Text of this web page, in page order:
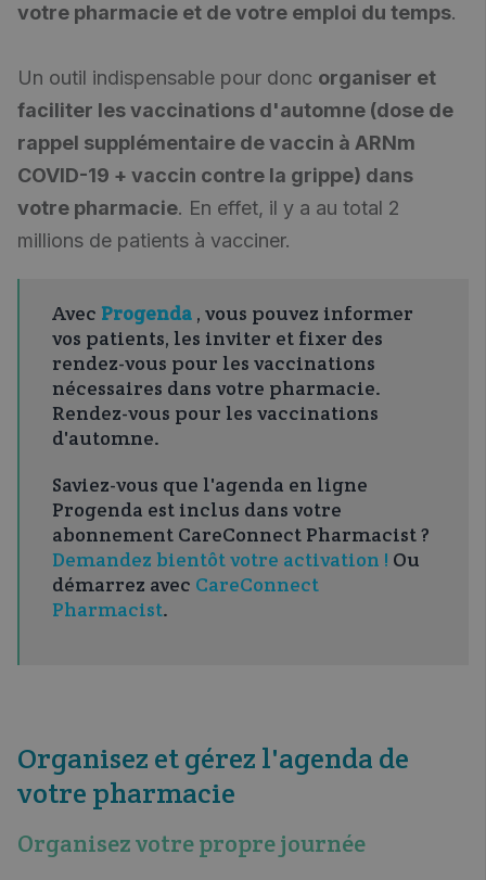
votre pharmacie et de votre emploi du temps.
Un outil indispensable pour donc organiser et
faciliter les vaccinations d'automne (dose de
rappel supplémentaire de vaccin à ARNm
COVID-19 + vaccin contre la grippe) dans
votre pharmacie. En effet, il y a au total 2
millions de patients à vacciner.
Avec Progenda , vous pouvez informer
vos patients, les inviter et fixer des
rendez-vous pour les vaccinations
nécessaires dans votre pharmacie.
Rendez-vous pour les vaccinations
d'automne.
Saviez-vous que l'agenda en ligne
Progenda est inclus dans votre
abonnement CareConnect Pharmacist ?
Demandez bientôt votre activation ! Ou
démarrez avec CareConnect
Pharmacist.
Organisez et gérez l'agenda de
votre pharmacie
Organisez votre propre journée